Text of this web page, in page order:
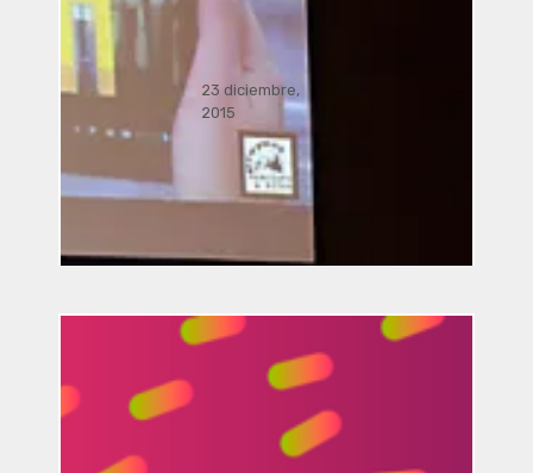
Música Bacterial por José Luis
23 diciembre,
2015